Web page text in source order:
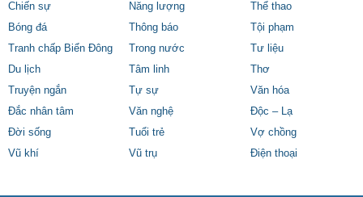
Chiến sự
Năng lượng
Thể thao
Bóng đá
Thông báo
Tội phạm
Tranh chấp Biển Đông
Trong nước
Tư liệu
Du lịch
Tâm linh
Thơ
Truyện ngắn
Tự sự
Văn hóa
Đắc nhân tâm
Văn nghệ
Độc – Lạ
Đời sống
Tuổi trẻ
Vợ chồng
Vũ khí
Vũ trụ Điện thoại